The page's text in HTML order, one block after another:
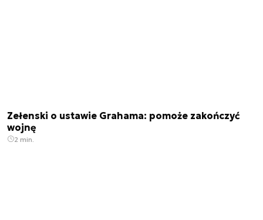
Zełenski o ustawie Grahama: pomoże zakończyć
wojnę
2 min.